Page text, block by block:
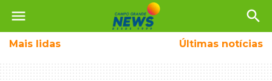
menu search
Mais lidas Últimas notícias